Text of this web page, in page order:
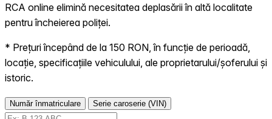
RCA online elimină necesitatea deplasării în altă localitate
pentru încheierea poliței.
* Prețuri începând de la 150 RON, în funcție de perioadă,
locație, specificațiile vehiculului, ale proprietarului/șoferului și
istoric.
Număr înmatriculare Serie caroserie (VIN)